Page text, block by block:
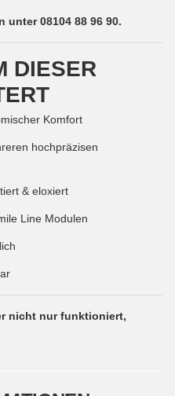
unter 08104 88 96 90.
DIESER
Komfort
hochpräzisen
& eloxiert
Line Modulen
nicht nur funktioniert,